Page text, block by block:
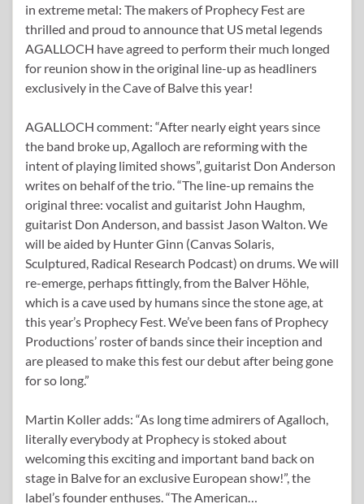
in extreme metal: The makers of Prophecy Fest are
thrilled and proud to announce that US metal legends
AGALLOCH have agreed to perform their much longed
for reunion show in the original line-up as headliners
exclusively in the Cave of Balve this year!
AGALLOCH comment: “After nearly eight years since
the band broke up, Agalloch are reforming with the
intent of playing limited shows”, guitarist Don Anderson
writes on behalf of the trio. “The line-up remains the
original three: vocalist and guitarist John Haughm,
guitarist Don Anderson, and bassist Jason Walton. We
will be aided by Hunter Ginn (Canvas Solaris,
Sculptured, Radical Research Podcast) on drums. We will
re-emerge, perhaps fittingly, from the Balver Höhle,
which is a cave used by humans since the stone age, at
this year’s Prophecy Fest. We’ve been fans of Prophecy
Productions’ roster of bands since their inception and
are pleased to make this fest our debut after being gone
for so long.”
Martin Koller adds: “As long time admirers of Agalloch,
literally everybody at Prophecy is stoked about
welcoming this exciting and important band back on
stage in Balve for an exclusive European show!”, the
label’s founder enthuses. “The American…